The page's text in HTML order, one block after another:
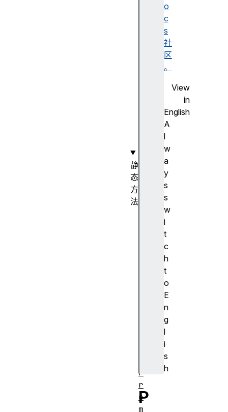
o
c
s
社
区
。
View
in
English
A
l
w
a
y
s
s
w
i
t
c
h
t
o
E
n
g
l
i
s
h
P
静
态
方
法
P
r
o
m